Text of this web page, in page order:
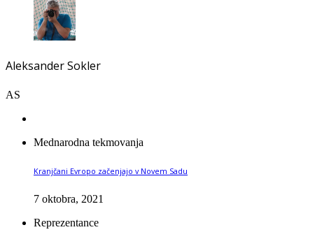
Aleksander Sokler
AS
Mednarodna tekmovanja
Kranjčani Evropo začenjajo v Novem Sadu
7 oktobra, 2021
Reprezentance